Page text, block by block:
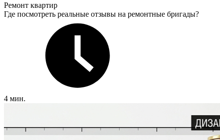
Ремонт квартир
Где посмотреть реальные отзывы на ремонтные бригады?
4 мин.